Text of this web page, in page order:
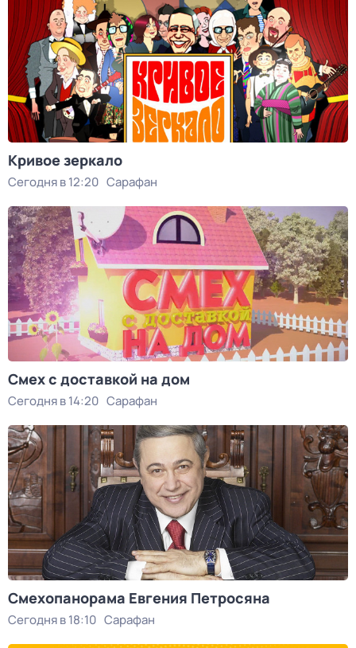
Кривое зеркало
Сегодня в 12:20 Сарафан
Смех с доставкой на дом
Сегодня в 14:20 Сарафан
Смехопанорама Евгения Петросяна
Сегодня в 18:10 Сарафан